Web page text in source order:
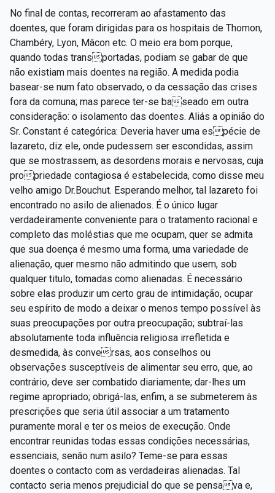
No final de contas, recorreram ao afastamento das
doentes, que foram dirigidas para os hospitais de Thomon,
Chambéry, Lyon, Mâcon etc. O meio era bom porque,
quando todas transportadas, podiam se gabar de que
não existiam mais doentes na região. A medida podia
basear-se num fato observado, o da cessação das crises
fora da comuna; mas parece ter-se baseado em outra
consideração: o isolamento das doentes. Aliás a opinião do
Sr. Constant é categórica: Deveria haver uma espécie de
lazareto, diz ele, onde pudessem ser escondidas, assim
que se mostrassem, as desordens morais e nervosas, cuja
propriedade contagiosa é estabelecida, como disse meu
velho amigo Dr.Bouchut. Esperando melhor, tal lazareto foi
encontrado no asilo de alienados. É o único lugar
verdadeiramente conveniente para o tratamento racional e
completo das moléstias que me ocupam, quer se admita
que sua doença é mesmo uma forma, uma variedade de
alienação, quer mesmo não admitindo que usem, sob
qualquer titulo, tomadas como alienadas. É necessário
sobre elas produzir um certo grau de intimidação, ocupar
seu espírito de modo a deixar o menos tempo possível às
suas preocupações por outra preocupação; subtraí-las
absolutamente toda influência religiosa irrefletida e
desmedida, às conversas, aos conselhos ou
observações susceptíveis de alimentar seu erro, que, ao
contrário, deve ser combatido diariamente; dar-lhes um
regime apropriado; obrigá-las, enfim, a se submeterem às
prescrições que seria útil associar a um tratamento
puramente moral e ter os meios de execução. Onde
encontrar reunidas todas essas condições necessárias,
essenciais, senão num asilo? Teme-se para essas
doentes o contacto com as verdadeiras alienadas. Tal
contacto seria menos prejudicial do que se pensava e,